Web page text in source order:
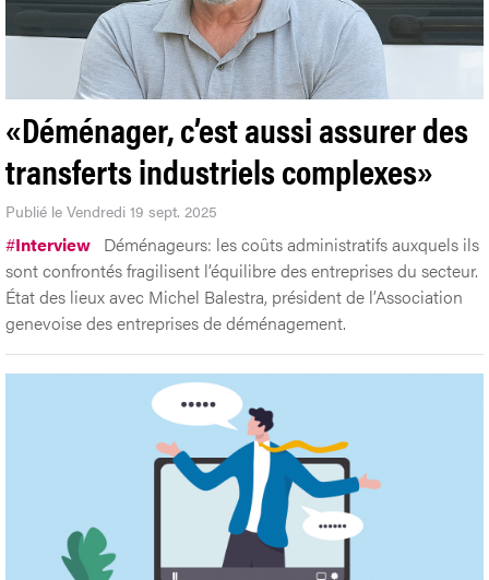
«Déménager, c’est aussi assurer des
transferts industriels complexes»
Publié le Vendredi 19 sept. 2025
#Interview Déménageurs: les coûts administratifs auxquels ils
sont confrontés fragilisent l’équilibre des entreprises du secteur.
État des lieux avec Michel Balestra, président de l’Association
genevoise des entreprises de déménagement.